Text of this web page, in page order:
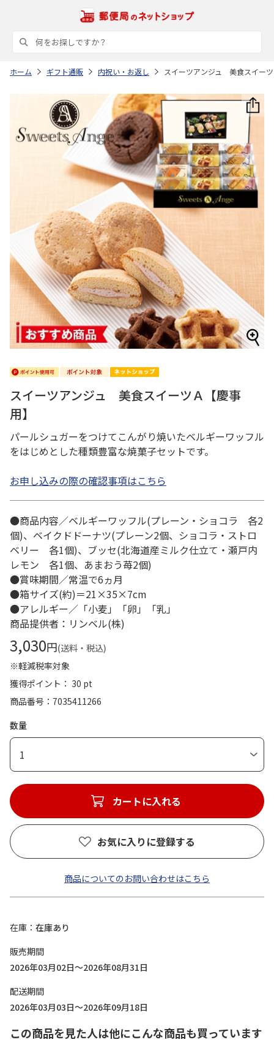
ホーム ギフト通販 内祝い・お返し スイーツアンジュ 美食スイー
スイーツアンジュ 美食スイーツＡ【慶事
用】
パールシュガーをつけてこんがり焼いたベルギーワッフル
をはじめとした種類豊富な焼菓子セットです。
お申し込みの際の確認事項はこちら
●商品内容／ベルギーワッフル(プレーン・ショコラ 各2
個)、ベイクドドーナツ(プレーン2個、ショコラ・ストロ
ベリー 各1個)、ブッセ(北海道産ミルク仕立て・瀬戸内
レモン 各1個、あまおう苺2個)
●賞味期間／常温で6ヵ月
●箱サイズ(約)＝21×35×7cm
●アレルギー／「小麦」「卵」「乳」
商品提供者：リンベル(株)
3,030円(送料・税込)
※軽減税率対象
獲得ポイント： 30 pt
商品番号
7035411266
数量
1
カートに入れる
お気に入りに登録する
商品についてのお問い合わせはこちら
在庫
在庫あり
販売期間
2026年03月02日～2026年08月31日
配送期間
2026年03月03日～2026年09月18日
この商品を見た人は他にこんな商品も買っています